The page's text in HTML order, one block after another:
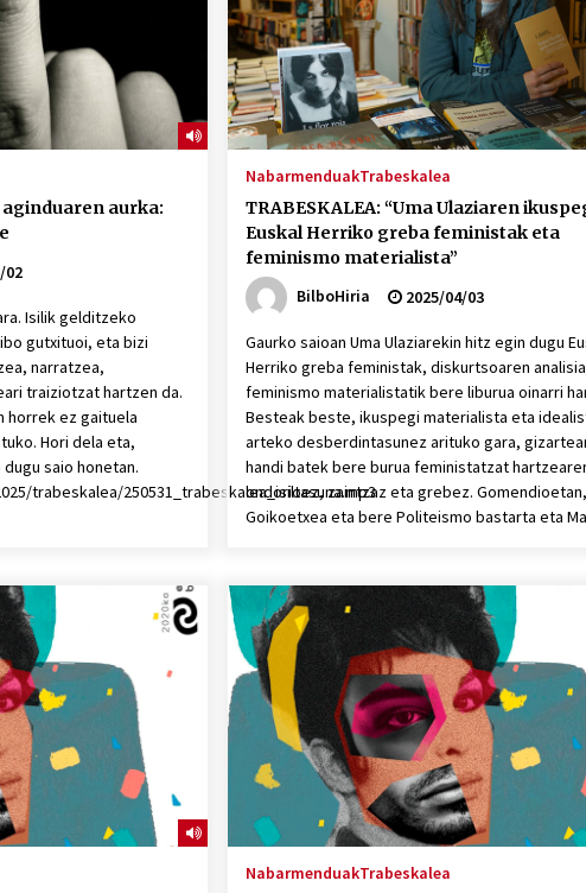
aginduaren aurka:
02
Isilik gelditzeko
gutxituoi, eta bizi
narratzea,
traiziotzat hartzen da.
horrek ez gaituela
Hori dela eta,
saio honetan.
trabeskalea/250531_trabeskalea_isiltasuna.mp3
NabarmenduakTrabeskalea
TRABESKALEA: “Uma Ulaziaren
Euskal Herriko greba feministak eta
feminismo materialista”
BilboHiria
2025/04/03
Gaurko saioan Uma Ulaziarekin hitz egin dugu
Herriko greba feministak, diskurtsoaren analisia
feminismo materialistatik bere liburua oinarri
Besteak beste, ikuspegi materialista eta
arteko desberdintasunez arituko gara,
handi batek bere burua feministatzat
ondorioez, zaintzaz eta grebez.
Goikoetxea eta bere Politeismo bastarta eta
NabarmenduakTrabeskalea